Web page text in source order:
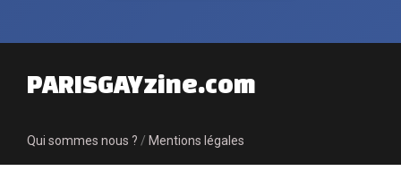
PARISGAYzine.com
Qui sommes nous ? / Mentions légales